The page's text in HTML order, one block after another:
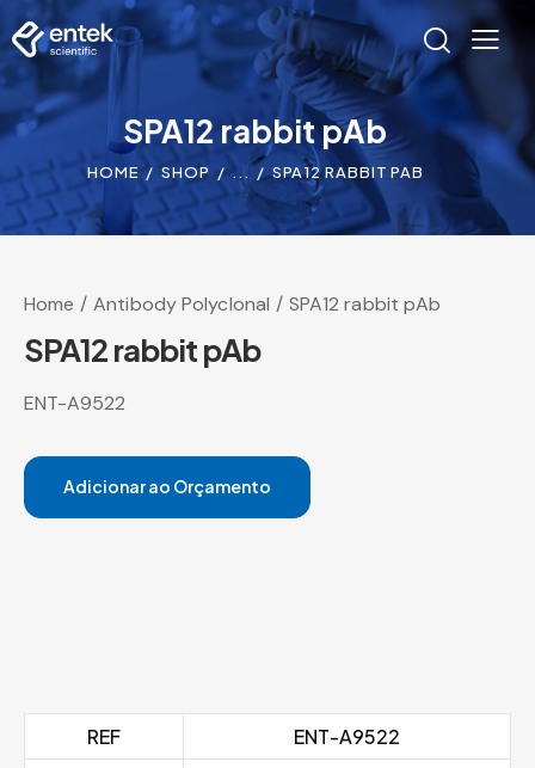
SPA12 rabbit pAb
HOME SHOP ... SPA12 RABBIT PAB
Home Antibody Polyclonal SPA12 rabbit pAb
SPA12 rabbit pAb
ENT-A9522
Adicionar ao Orçamento
REF
ENT-A9522